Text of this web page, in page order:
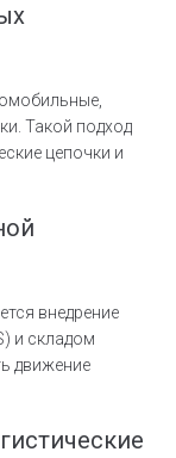
Такой подход
цепочки и
внедрение
и складом
движение